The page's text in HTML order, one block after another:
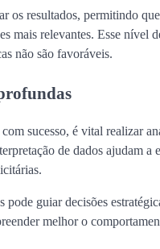
os resultados, permitindo
mais relevantes. Esse nível
não são favoráveis.
sucesso, é vital realizar
de dados ajudam
pode guiar decisões
melhor o